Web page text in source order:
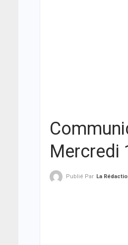
Mercredi
Publié Par La Rédaction De